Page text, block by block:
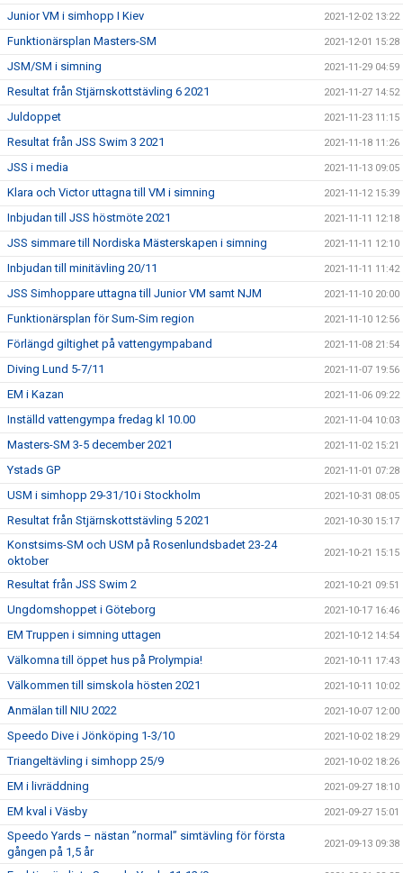
Junior VM i simhopp I Kiev 2021-12-02 13:22
Funktionärsplan Masters-SM 2021-12-01 15:28
JSM/SM i simning 2021-11-29 04:59
Resultat från Stjärnskottstävling 6 2021 2021-11-27 14:52
Juldoppet 2021-11-23 11:15
Resultat från JSS Swim 3 2021 2021-11-18 11:26
JSS i media 2021-11-13 09:05
Klara och Victor uttagna till VM i simning 2021-11-12 15:39
Inbjudan till JSS höstmöte 2021 2021-11-11 12:18
JSS simmare till Nordiska Mästerskapen i simning 2021-11-11 12:10
Inbjudan till minitävling 20/11 2021-11-11 11:42
JSS Simhoppare uttagna till Junior VM samt NJM 2021-11-10 20:00
Funktionärsplan för Sum-Sim region 2021-11-10 12:56
Förlängd giltighet på vattengympaband 2021-11-08 21:54
Diving Lund 5-7/11 2021-11-07 19:56
EM i Kazan 2021-11-06 09:22
Inställd vattengympa fredag kl 10.00 2021-11-04 10:03
Masters-SM 3-5 december 2021 2021-11-02 15:21
Ystads GP 2021-11-01 07:28
USM i simhopp 29-31/10 i Stockholm 2021-10-31 08:05
Resultat från Stjärnskottstävling 5 2021 2021-10-30 15:17
Konstsims-SM och USM på Rosenlundsbadet 23-24
oktober
2021-10-21 15:15
Resultat från JSS Swim 2 2021-10-21 09:51
Ungdomshoppet i Göteborg 2021-10-17 16:46
EM Truppen i simning uttagen 2021-10-12 14:54
Välkomna till öppet hus på Prolympia! 2021-10-11 17:43
Välkommen till simskola hösten 2021 2021-10-11 10:02
Anmälan till NIU 2022 2021-10-07 12:00
Speedo Dive i Jönköping 1-3/10 2021-10-02 18:29
Triangeltävling i simhopp 25/9 2021-10-02 18:26
EM i livräddning 2021-09-27 18:10
EM kval i Väsby 2021-09-27 15:01
Speedo Yards – nästan ”normal” simtävling för första
gången på 1,5 år
2021-09-13 09:38